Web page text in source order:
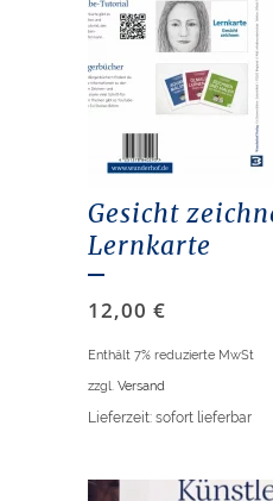
Gesicht
Lernkarte
12,00 €
Enthält 7% reduzierte MwSt
zzgl. Versand
Lieferzeit: sofort lieferbar